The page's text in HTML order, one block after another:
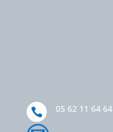
05 62 11 64 64